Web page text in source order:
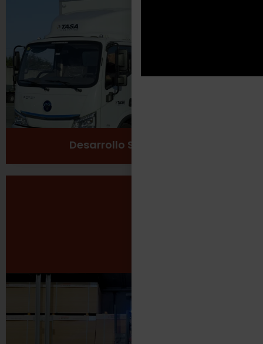
Desarrollo Sustentable
Ver más
Seguridad Laboral